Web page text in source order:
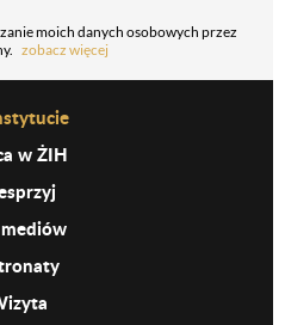
moich danych osobowych przez
zobacz więcej
ankiet), zgodnie z
w każdej chwili
Polityce prywatności.
w ŻIH